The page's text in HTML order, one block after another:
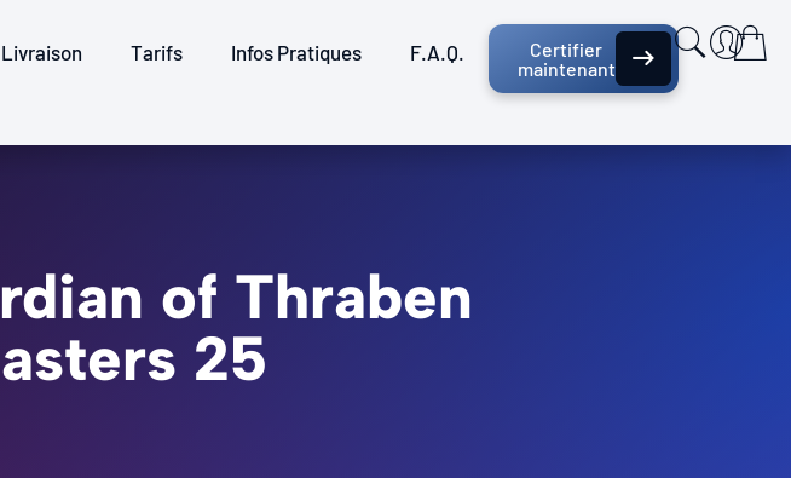
Tarifs Infos Pratiques F.A.Q.
Certifier
maintenant
of Thraben
25